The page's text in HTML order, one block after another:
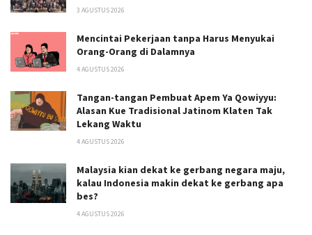
3 AGUSTUS 2026
Mencintai Pekerjaan tanpa Harus Menyukai
Orang-Orang di Dalamnya
4 AGUSTUS 2026
Tangan-tangan Pembuat Apem Ya Qowiyyu:
Alasan Kue Tradisional Jatinom Klaten Tak
Lekang Waktu
4 AGUSTUS 2026
Malaysia kian dekat ke gerbang negara maju,
kalau Indonesia makin dekat ke gerbang apa
bes?
4 AGUSTUS 2026